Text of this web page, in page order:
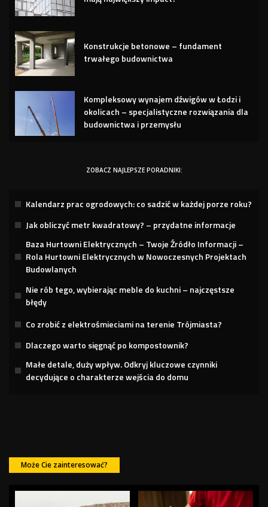
Konstrukcje betonowe – fundament
trwałego budownictwa
Kompleksowy wynajem dźwigów w Łodzi i
okolicach – specjalistyczne rozwiązania dla
budownictwa i przemysłu
ZOBACZ NAJLEPSZE PORADNIKI:
Kalendarz prac ogrodowych: co sadzić w każdej porze roku?
Jak obliczyć metr kwadratowy? – przydatne informacje
Baza Hurtowni Elektrycznych – Twoje Źródło Informacji –
Rola Hurtowni Elektrycznych w Nowoczesnych Projektach
Budowlanych
Nie rób tego, wybierając meble do kuchni – najczęstsze
błędy
Co zrobić z elektrośmieciami na terenie Trójmiasta?
Dlaczego warto sięgnąć po kompostownik?
Małe detale, duży wpływ. Odkryj kluczowe czynniki
decydujące o charakterze wejścia do domu
Może Cie zainteresować?